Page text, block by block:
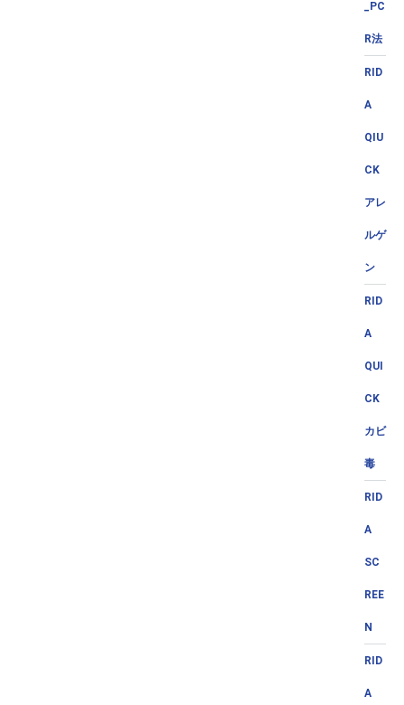
_PC
R法
RID
A
QIU
CK
アレ
ルゲ
ン
RID
A
QUI
CK
カビ
毒
RID
A
SC
REE
N
RID
A